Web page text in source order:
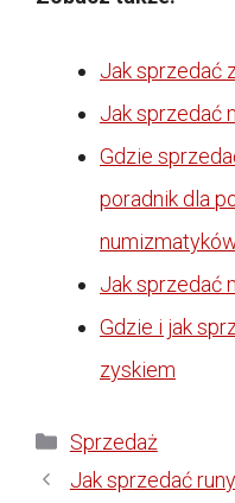
Jak sprzedać
Jak sprzedać
Gdzie
poradnik dla
Jak sprzedać
Gdzie i jak
zyskiem
Kategorie
Sprzedaż
Jak sprzedać